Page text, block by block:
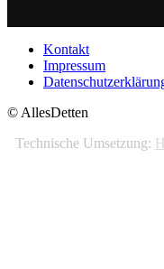
Kontakt
Impressum
© AllesDetten
Technische Umsetzung: